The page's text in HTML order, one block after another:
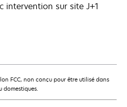
intervention sur site J+1
FCC, non conçu pour être utilisé dans
domestiques.